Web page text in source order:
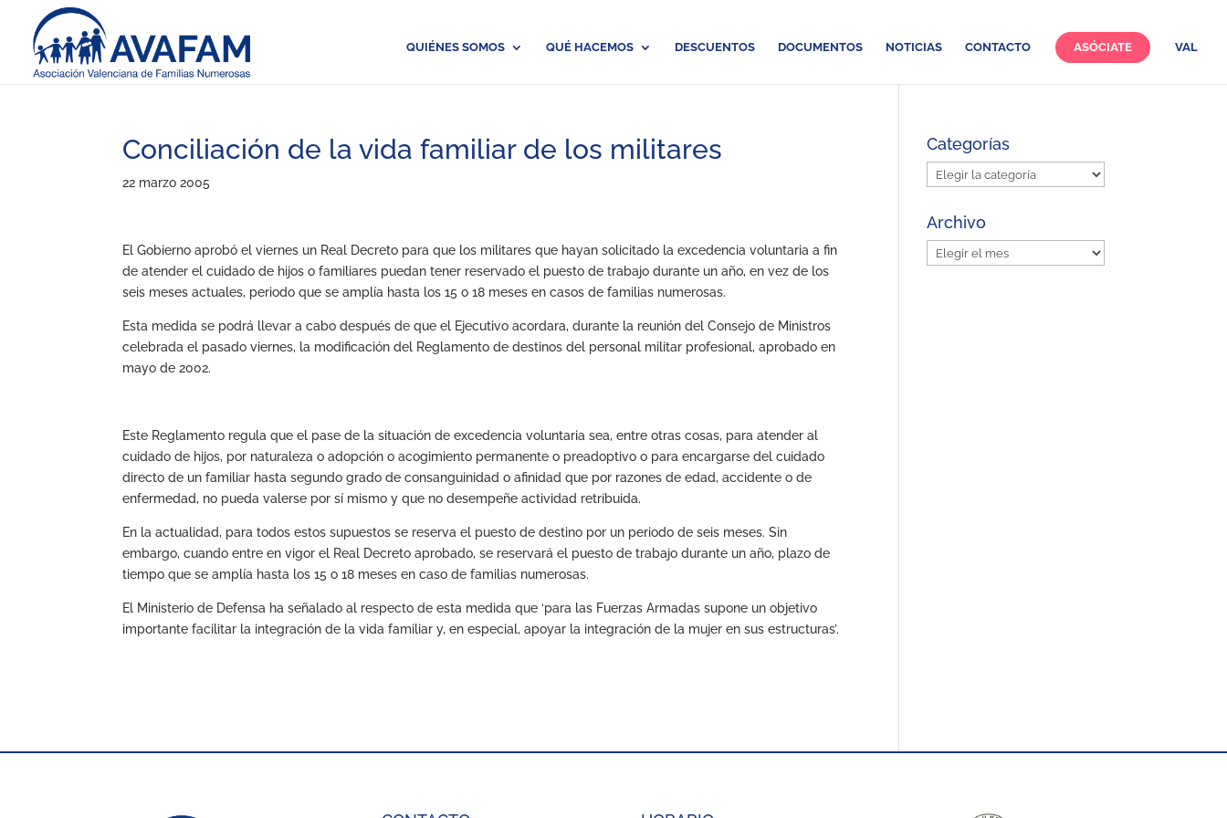
QUIÉNES SOMOS QUÉ HACEMOS DESCUENTOS DOCUMENTOS NOTICIAS CONTACTO ASÓCIATE VAL
Conciliación de la vida familiar de los militares
22 marzo 2005
El Gobierno aprobó el viernes un Real Decreto para que los militares que hayan solicitado la excedencia voluntaria a fin
de atender el cuidado de hijos o familiares puedan tener reservado el puesto de trabajo durante un año, en vez de los
seis meses actuales, periodo que se amplía hasta los 15 o 18 meses en casos de familias numerosas.
Esta medida se podrá llevar a cabo después de que el Ejecutivo acordara, durante la reunión del Consejo de Ministros
celebrada el pasado viernes, la modificación del Reglamento de destinos del personal militar profesional, aprobado en
mayo de 2002.
Este Reglamento regula que el pase de la situación de excedencia voluntaria sea, entre otras cosas, para atender al
cuidado de hijos, por naturaleza o adopción o acogimiento permanente o preadoptivo o para encargarse del cuidado
directo de un familiar hasta segundo grado de consanguinidad o afinidad que por razones de edad, accidente o de
enfermedad, no pueda valerse por sí mismo y que no desempeñe actividad retribuida.
En la actualidad, para todos estos supuestos se reserva el puesto de destino por un periodo de seis meses. Sin
embargo, cuando entre en vigor el Real Decreto aprobado, se reservará el puesto de trabajo durante un año, plazo de
tiempo que se amplía hasta los 15 o 18 meses en caso de familias numerosas.
El Ministerio de Defensa ha señalado al respecto de esta medida que ‘para las Fuerzas Armadas supone un objetivo
importante facilitar la integración de la vida familiar y, en especial, apoyar la integración de la mujer en sus estructuras’.
Categorías
Categorías
Archivo
Archivo